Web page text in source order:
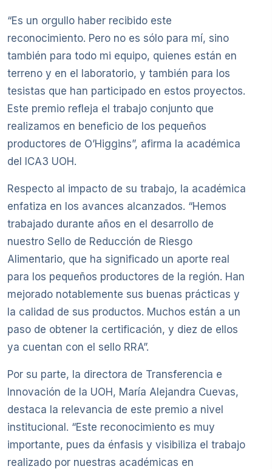
“Es un orgullo haber recibido este
reconocimiento. Pero no es sólo para mí, sino
también para todo mi equipo, quienes están en
terreno y en el laboratorio, y también para los
tesistas que han participado en estos proyectos.
Este premio refleja el trabajo conjunto que
realizamos en beneficio de los pequeños
productores de O’Higgins”, afirma la académica
del ICA3 UOH.
Respecto al impacto de su trabajo, la académica
enfatiza en los avances alcanzados. “Hemos
trabajado durante años en el desarrollo de
nuestro Sello de Reducción de Riesgo
Alimentario, que ha significado un aporte real
para los pequeños productores de la región. Han
mejorado notablemente sus buenas prácticas y
la calidad de sus productos. Muchos están a un
paso de obtener la certificación, y diez de ellos
ya cuentan con el sello RRA”.
Por su parte, la directora de Transferencia e
Innovación de la UOH, María Alejandra Cuevas,
destaca la relevancia de este premio a nivel
institucional. “Este reconocimiento es muy
importante, pues da énfasis y visibiliza el trabajo
realizado por nuestras académicas en